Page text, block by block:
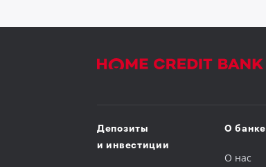
Депозиты
и инвестиции
О банке
О нас